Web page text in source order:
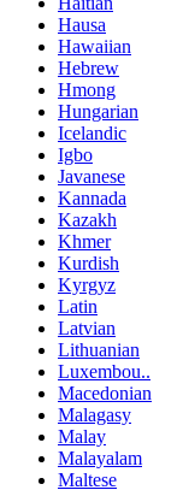
Hausa
Hawaiian
Hebrew
Hmong
Hungarian
Icelandic
Igbo
Javanese
Kannada
Kazakh
Khmer
Kurdish
Kyrgyz
Latin
Latvian
Lithuanian
Luxembou..
Macedonian
Malagasy
Malay
Malayalam
Maltese